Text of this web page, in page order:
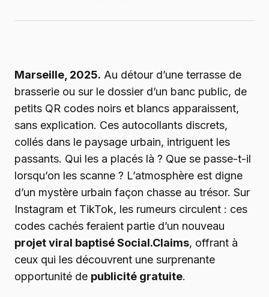
Marseille, 2025. Au détour d’une terrasse de
brasserie ou sur le dossier d’un banc public, de
petits QR codes noirs et blancs apparaissent,
sans explication. Ces autocollants discrets,
collés dans le paysage urbain, intriguent les
passants. Qui les a placés là ? Que se passe-t-il
lorsqu’on les scanne ? L’atmosphère est digne
d’un mystère urbain façon chasse au trésor. Sur
Instagram et TikTok, les rumeurs circulent : ces
codes cachés feraient partie d’un nouveau
projet viral baptisé Social.Claims, offrant à
ceux qui les découvrent une surprenante
opportunité de publicité gratuite.